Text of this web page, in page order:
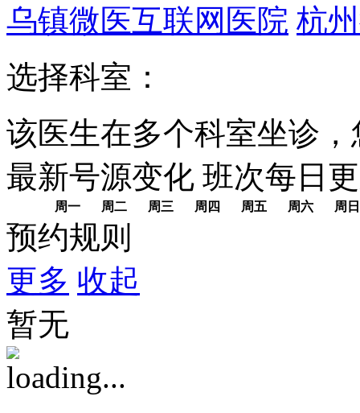
乌镇微医互联网医院 杭
选择科室：
该医生在多个科室坐诊
最新号源变化 班次每日
周一 周二 周三 周四 周五 周六 周日
预约规则
更多 收起
暂无